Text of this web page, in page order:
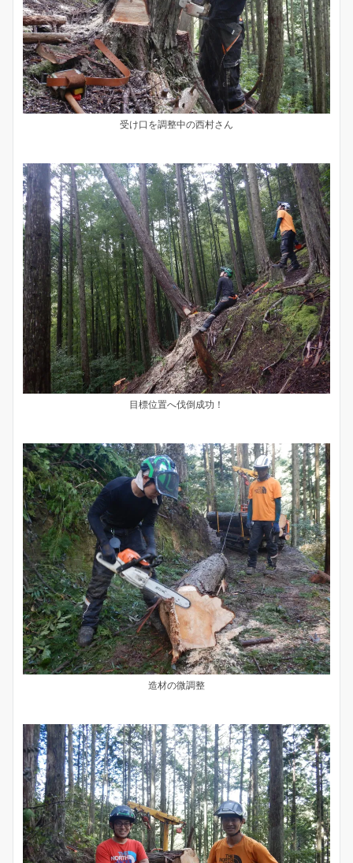
受け口を調整中の西村さん
目標位置へ伐倒成功！
造材の微調整